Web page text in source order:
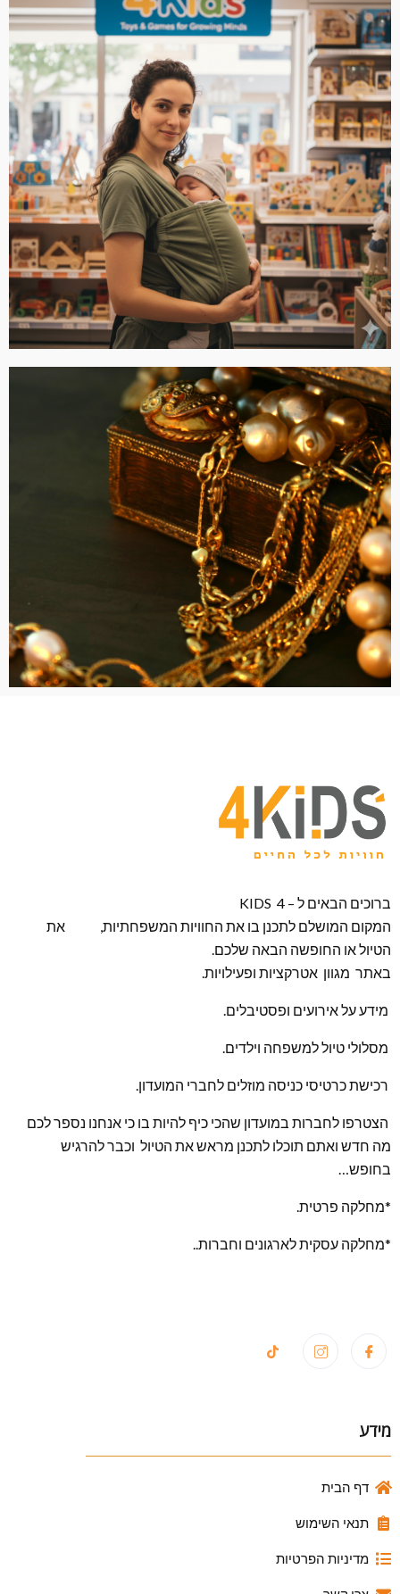
ברוכים הבאים ל – KIDS 4
המקום המושלם לתכנן בו את החוויות המשפחתיות, את
הטיול או החופשה הבאה שלכם.
באתר מגוון אטרקציות ופעילויות.
מידע על אירועים ופסטיבלים.
מסלולי טיול למשפחה וילדים.
רכישת כרטיסי כניסה מוזלים לחברי המועדון.
הצטרפו לחברות במועדון שהכי כיף להיות בו כי אנחנו נספר לכם
מה חדש ואתם תוכלו לתכנן מראש את הטיול וכבר להרגיש
בחופש…
*מחלקה פרטית.
*מחלקה עסקית לארגונים וחברות..
מידע
דף הבית
תנאי השימוש
מדיניות הפרטיות